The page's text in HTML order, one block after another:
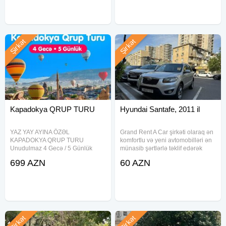
Kapadokya QRUP TURU
YAZ YAY AYINA ÖZƏL
KAPADOKYA QRUP TURU
Unudulmaz 4 Gecə / 5 Günlük
➤ Dönüş: 17-Iyun Qiymət: 699-
Şirkət
699 AZN
Hyundai Santafe, 2011 il
Grand Rent A Car şirkəti olaraq ən
komfortlu və yeni avtomobilləri ən
münasib şərtlərlə təklif edərək
təhlükəsiz səyahətlərini təmin
Şirkət
60 AZN